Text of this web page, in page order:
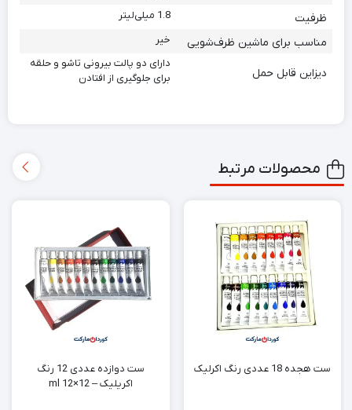
ظرفیت 1.8 میلی‌لیتر
مناسب برای ماشین ظرف‌شویی خیر
دیزاین قابل حمل
دارای دو پالت بیرونی تاشو و حلقه
برای جلوگیری از افتادن
محصولات مرتبط
ست هجده 18 عددی رنگ اکرلیک
ست دوازده عددی 12 رنگ
اکریلیک – 12×12 ml